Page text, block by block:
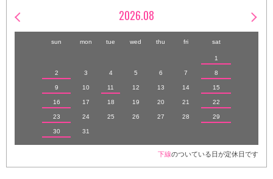
2026.08
sun mon tue wed thu fri sat
1
2 3 4 5 6 7 8
9 10 11 12 13 14 15
16 17 18 19 20 21 22
23 24 25 26 27 28 29
30 31
下線のついている日が定休日です